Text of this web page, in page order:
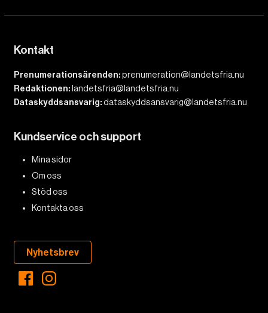
Kontakt
Prenumerationsärenden:prenumeration@landetsfria.nu
Redaktionen: landetsfria@landetsfria.nu
Dataskyddsansvarig:dataskyddsansvarig@landetsfria.nu
Kundservice och support
Mina sidor
Om oss
Stöd oss
Kontakta oss
Nyhetsbrev